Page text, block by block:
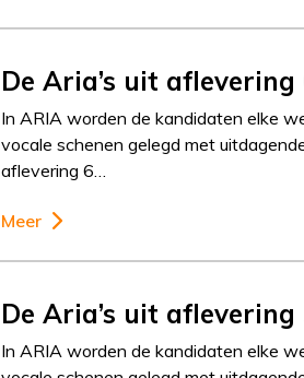
De Aria’s uit aflevering
In ARIA worden de kandidaten elke
vocale schenen gelegd met
aflevering 6…
Meer
De Aria’s uit aflevering
In ARIA worden de kandidaten elke